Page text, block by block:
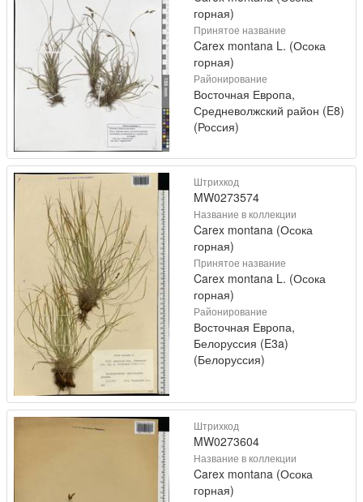
горная)
Принятое название
Carex montana L. (Осока
горная)
Районирование
Восточная Европа,
Средневолжский район (E8)
(Россия)
Штрихкод
MW0273574
Название в коллекции
Carex montana (Осока
горная)
Принятое название
Carex montana L. (Осока
горная)
Районирование
Восточная Европа,
Белоруссия (E3a)
(Белоруссия)
Штрихкод
MW0273604
Название в коллекции
Carex montana (Осока
горная)